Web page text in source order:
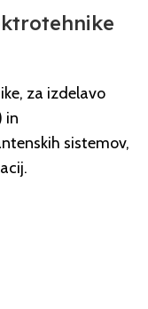
za izdelavo
in
sistemov,